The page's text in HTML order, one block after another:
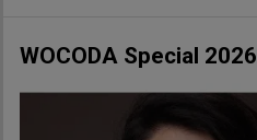
WOCODA Special 2026